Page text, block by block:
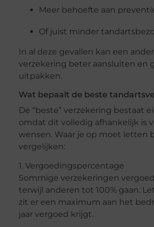
Meer behoefte aan
Of juist minder
In al deze gevallen kan een
verzekering beter aansluiten en
uitpakken.
Wat bepaalt de beste
De “beste” verzekering bestaat
omdat dit volledig afhankelijk is
wensen. Waar je op moet letten
vergelijken:
1. Vergoedingspercentage
Sommige verzekeringen
terwijl anderen tot 100% gaan.
zit er een maximum aan het
jaar vergoed krijgt.